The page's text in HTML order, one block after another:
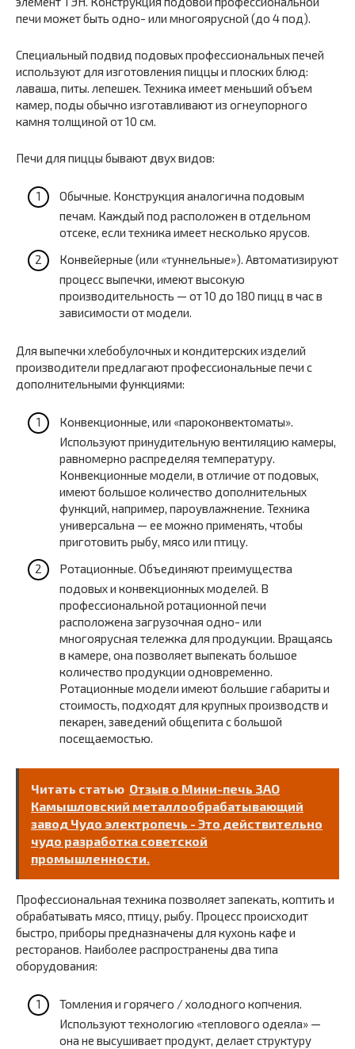
печи может быть одно- или многоярусной (до 4 под).
Специальный подвид подовых профессиональных печей
используют для изготовления пиццы и плоских блюд:
лаваша, питы. лепешек. Техника имеет меньший объем
камер, поды обычно изготавливают из огнеупорного
камня толщиной от 10 см.
Печи для пиццы бывают двух видов:
Обычные. Конструкция аналогична подовым
печам. Каждый под расположен в отдельном
отсеке, если техника имеет несколько ярусов.
Конвейерные (или «‎туннельные»). Автоматизируют
процесс выпечки, имеют высокую
производительность — от 10 до 180 пицц в час в
зависимости от модели.
Для выпечки хлебобулочных и кондитерских изделий
производители предлагают профессиональные печи с
дополнительными функциями:
Конвекционные, или «‎пароконвектоматы».
Используют принудительную вентиляцию камеры,
равномерно распределяя температуру.
Конвекционные модели, в отличие от подовых,
имеют большое количество дополнительных
функций, например, пароувлажнение. Техника
универсальна — ее можно применять, чтобы
приготовить рыбу, мясо или птицу.
Ротационные. Объединяют преимущества
подовых и конвекционных моделей. В
профессиональной ротационной печи
расположена загрузочная одно- или
многоярусная тележка для продукции. Вращаясь
в камере, она позволяет выпекать большое
количество продукции одновременно.
Ротационные модели имеют большие габариты и
стоимость, подходят для крупных производств и
пекарен, заведений общепита с большой
посещаемостью.
Читать статью Отзыв о Мини-печь ЗАО
Камышловский металлообрабатывающий
завод Чудо электропечь - Это действительно
чудо разработка советской
промышленности.
Профессиональная техника позволяет запекать, коптить и
обрабатывать мясо, птицу, рыбу. Процесс происходит
быстро, приборы предназначены для кухонь кафе и
ресторанов. Наиболее распространены два типа
оборудования:
Томления и горячего / холодного копчения.
Используют технологию «‎теплового одеяла» —
она не высушивает продукт, делает структуру